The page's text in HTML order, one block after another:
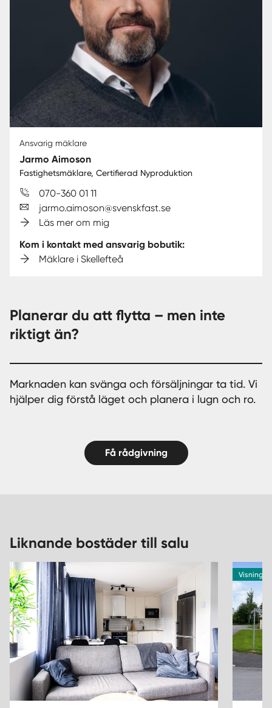
Ansvarig mäklare
Jarmo Aimoson
Fastighetsmäklare, Certifierad Nyproduktion
070-360 01 11
jarmo.aimoson@svenskfast.se
Läs mer om mig
Kom i kontakt med ansvarig bobutik:
Mäklare i Skellefteå
Planerar du att flytta – men inte
riktigt än?
Marknaden kan svänga och försäljningar ta tid. Vi
hjälper dig förstå läget och planera i lugn och ro.
Få rådgivning
Liknande bostäder till salu
Visning